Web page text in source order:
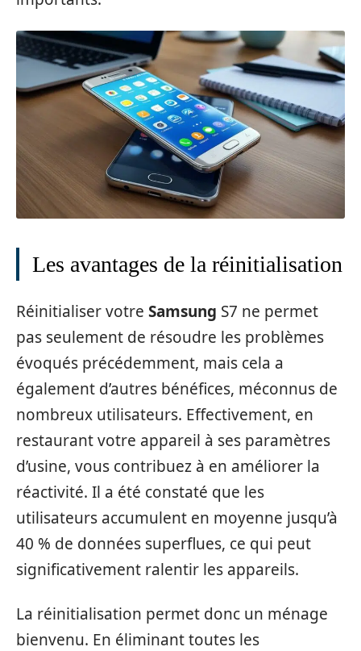
Les avantages de la réinitialisation
Réinitialiser votre Samsung S7 ne permet
pas seulement de résoudre les problèmes
évoqués précédemment, mais cela a
également d’autres bénéfices, méconnus de
nombreux utilisateurs. Effectivement, en
restaurant votre appareil à ses paramètres
d’usine, vous contribuez à en améliorer la
réactivité. Il a été constaté que les
utilisateurs accumulent en moyenne jusqu’à
40 % de données superflues, ce qui peut
significativement ralentir les appareils.
La réinitialisation permet donc un ménage
bienvenu. En éliminant toutes les